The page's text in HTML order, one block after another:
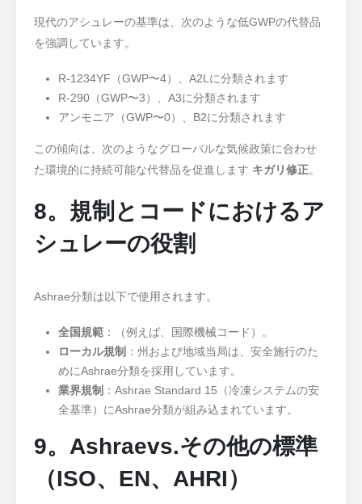
現代のアシュレーの基準は、次のような低GWPの代替品
を強調しています。
R-1234YF（GWP〜4）、A2Lに分類されます
R-290（GWP〜3）、A3に分類されます
アンモニア（GWP〜0）、B2に分類されます
この傾向は、次のようなグローバルな気候政策に合わせ
た環境的に持続可能な代替品を促進します キガリ修正。
8。規制とコードにおけるア
シュレーの役割
Ashrae分類は以下で使用されます。
全国規範：（例えば、国際機械コード）。
ローカル規制 ：州および地域当局は、安全施行のた
めにAshrae分類を採用しています。
業界規制 ：Ashrae Standard 15（冷凍システムの安
全基準）にAshrae分類が組み込まれています。
9。Ashraevs.その他の標準
（ISO、EN、AHRI）